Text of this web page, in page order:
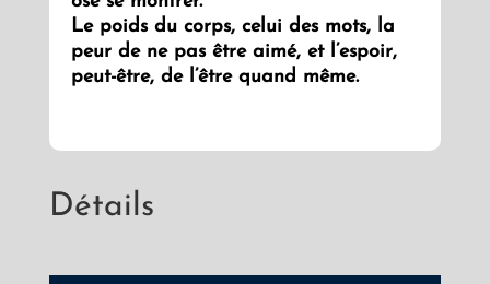
Le poids du corps, celui des mots, la
peur de ne pas être aimé, et l’espoir,
peut-être, de l’être quand même.
Détails